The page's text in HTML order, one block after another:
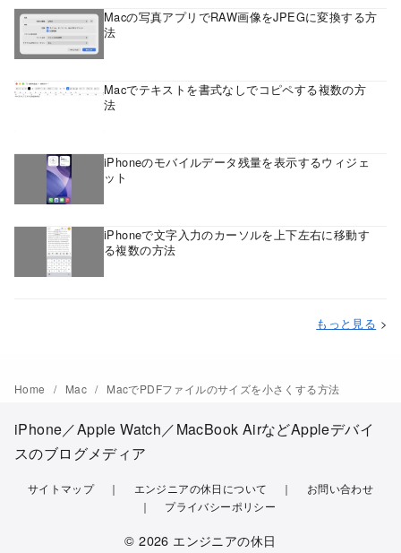
Macの写真アプリでRAW画像をJPEGに変換する方
法
Macでテキストを書式なしでコピペする複数の方
法
iPhoneのモバイルデータ残量を表示するウィジェ
ット
iPhoneで文字入力のカーソルを上下左右に移動す
る複数の方法
もっと見る >
Home Mac MacでPDFファイルのサイズを小さくする方法
iPhone／Apple Watch／MacBook AirなどAppleデバイ
スのブログメディア
サイトマップ エンジニアの休日について
お問い合わせ
プライバシーポリシー
© 2026 エンジニアの休日